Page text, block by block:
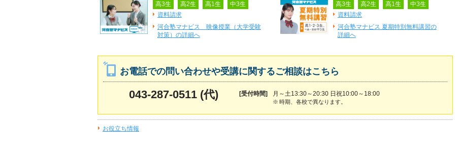
高3生 高2生 高1生
中3生
資料請求
河合塾マナビス 映像授業（大学受験
対策）の詳細へ
高3生 高2生 高1生
中3生
資料請求
河合塾マナビス 夏期特別無料講習の
詳細へ
お電話での問い合わせや受講に関するご相談はこちら
043-287-0511 (代) [受付時間] 月～土13:30～20:30 日祝10:00～18:00
※ 時期、各校で異なります。
お役立ち情報